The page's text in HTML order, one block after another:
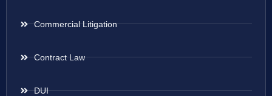
Commercial Litigation
Contract Law
DUI